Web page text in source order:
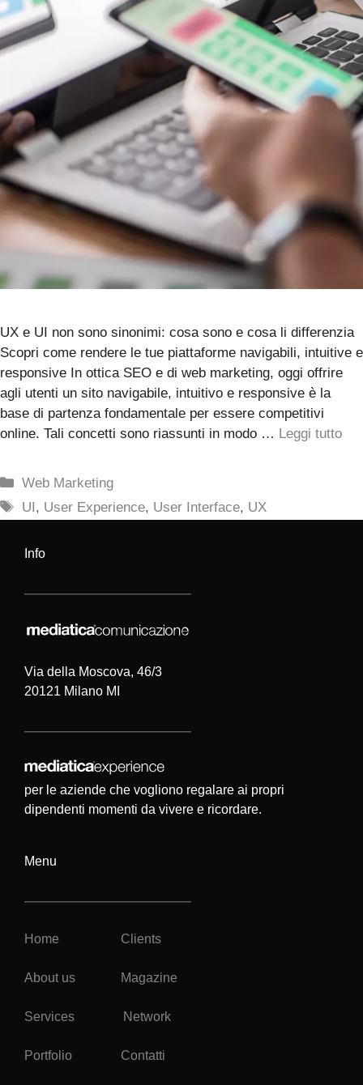
UX e UI non sono sinonimi: cosa sono e cosa li differenzia
Scopri come rendere le tue piattaforme navigabili, intuitive e
responsive In ottica SEO e di web marketing, oggi offrire
agli utenti un sito navigabile, intuitivo e responsive è la
base di partenza fondamentale per essere competitivi
online. Tali concetti sono riassunti in modo … Leggi tutto
Categorie
Web Marketing
Tag
UI, User Experience, User Interface, UX
Info
Via della Moscova, 46/3
20121 Milano MI
per le aziende che vogliono regalare ai propri
dipendenti momenti da vivere e ricordare.
Menu
Home Clients
About us Magazine
Services Network
Portfolio Contatti